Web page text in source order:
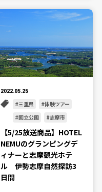
2022.05.25
三重県
体験ツアー
国立公園
志摩市
【5/25放送商品】HOTEL
NEMUのグランピングデ
ィナーと志摩観光ホテ
ル 伊勢志摩自然探訪3
日間